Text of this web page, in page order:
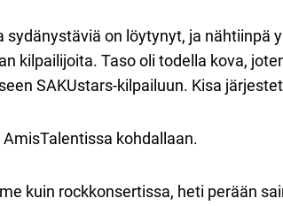
sydänystäviä on löytynyt, ja
kilpailijoita. Taso oli todella kova,
SAKUstars-kilpailuun. Kisa
kohdallaan.
kuin rockkonsertissa, heti perään